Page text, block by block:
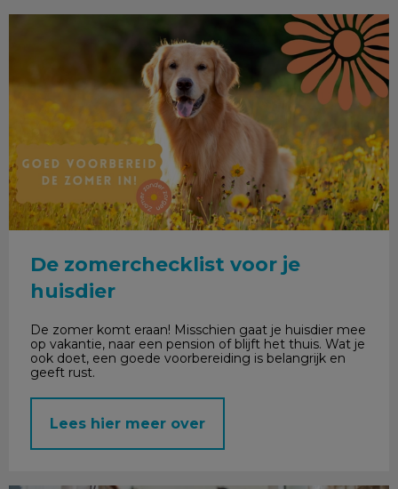
De zomerchecklist voor je
huisdier
De zomer komt eraan! Misschien gaat je huisdier mee
op vakantie, naar een pension of blijft het thuis. Wat je
ook doet, een goede voorbereiding is belangrijk en
geeft rust.
Lees hier meer over